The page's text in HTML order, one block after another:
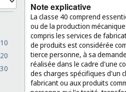
10
20
30
Note explicative
La classe 40 comprend
ou de la production
compris les services de
de produits est considérée
tierce personne, à sa
réalisée dans le cadre d'une
des charges spécifiques d'un
fabricant ou aux produits